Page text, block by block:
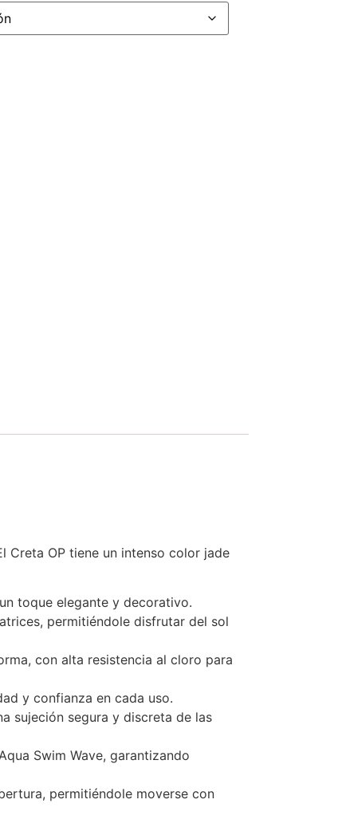
Creta OP tiene un intenso color jade
toque elegante y decorativo.
permitiéndole disfrutar del sol
con alta resistencia al cloro para
y confianza en cada uso.
sujeción segura y discreta de las
Swim Wave, garantizando
permitiéndole moverse con